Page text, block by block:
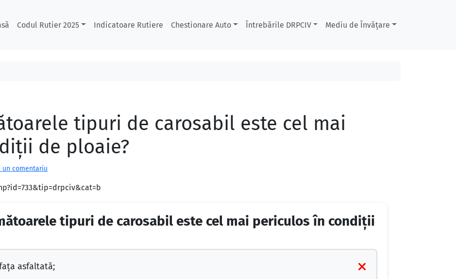
Codul Rutier 2025 Indicatoare Rutiere Chestionare Auto Întrebările DRPCIV Mediu de Învățare
tipuri de carosabil este cel mai
de ploaie?
un comentariu
tipuri de carosabil este cel mai periculos în condiţii
asfaltată;